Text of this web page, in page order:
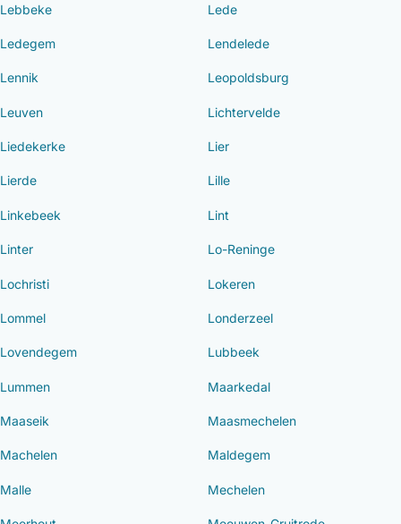
Lebbeke Lede
Ledegem Lendelede
Lennik Leopoldsburg
Leuven Lichtervelde
Liedekerke Lier
Lierde Lille
Linkebeek Lint
Linter Lo-Reninge
Lochristi Lokeren
Lommel Londerzeel
Lovendegem Lubbeek
Lummen Maarkedal
Maaseik Maasmechelen
Machelen Maldegem
Malle Mechelen